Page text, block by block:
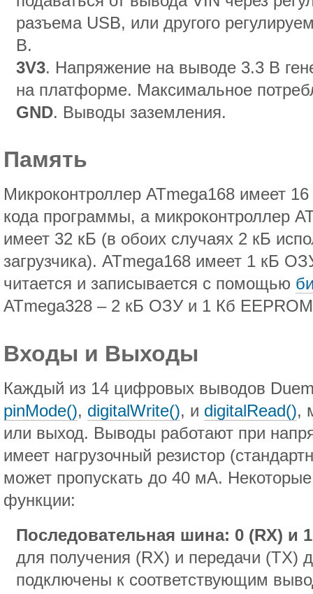
разъема USB, или другого
В.
3V3. Напряжение на выводе 3.3 В
на платформе. Максимальное
GND. Выводы заземления.
Память
Микроконтроллер ATmega168 имеет
кода программы, а микроконтроллер
имеет 32 кБ (в обоих случаях 2 кБ
загрузчика). ATmega168 имеет 1 кБ
читается и записывается с помощью
ATmega328 – 2 кБ ОЗУ и 1 Кб
Входы и Выходы
Каждый из 14 цифровых выводов
pinMode(), digitalWrite(), и digitalRead(),
или выход. Выводы работают при
имеет нагрузочный резистор
может пропускать до 40 мА.
функции:
Последовательная шина: 0 (RX) и
для получения (RX) и передачи
подключены к соответствующим